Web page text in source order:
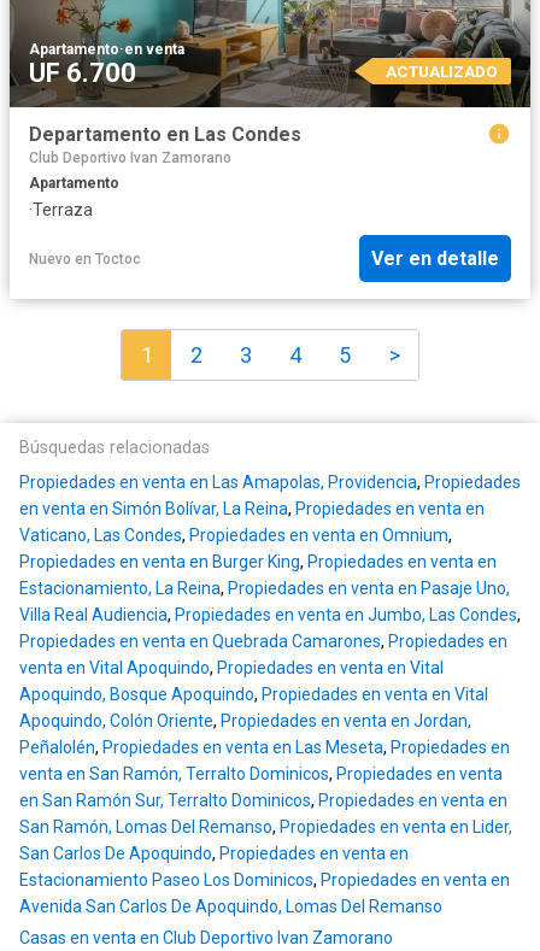
Apartamento·en venta
UF 6.700 ACTUALIZADO
Departamento en Las Condes
Club Deportivo Ivan Zamorano
Apartamento
·Terraza
Nuevo en Toctoc Ver en detalle
1 2 3 4 5 >
Búsquedas relacionadas
Propiedades en venta en Las Amapolas, Providencia, Propiedades
en venta en Simón Bolívar, La Reina, Propiedades en venta en
Vaticano, Las Condes, Propiedades en venta en Omnium,
Propiedades en venta en Burger King, Propiedades en venta en
Estacionamiento, La Reina, Propiedades en venta en Pasaje Uno,
Villa Real Audiencia, Propiedades en venta en Jumbo, Las Condes,
Propiedades en venta en Quebrada Camarones, Propiedades en
venta en Vital Apoquindo, Propiedades en venta en Vital
Apoquindo, Bosque Apoquindo, Propiedades en venta en Vital
Apoquindo, Colón Oriente, Propiedades en venta en Jordan,
Peñalolén, Propiedades en venta en Las Meseta, Propiedades en
venta en San Ramón, Terralto Dominicos, Propiedades en venta
en San Ramón Sur, Terralto Dominicos, Propiedades en venta en
San Ramón, Lomas Del Remanso, Propiedades en venta en Lider,
San Carlos De Apoquindo, Propiedades en venta en
Estacionamiento Paseo Los Dominicos, Propiedades en venta en
Avenida San Carlos De Apoquindo, Lomas Del Remanso
Casas en venta en Club Deportivo Ivan Zamorano